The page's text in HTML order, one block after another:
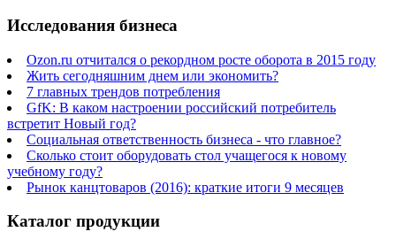
Исследования бизнеса
Ozon.ru отчитался о рекордном росте оборота в 2015 году
Жить сегодняшним днем или экономить?
7 главных трендов потребления
GfK: В каком настроении российский потребитель
встретит Новый год?
Социальная ответственность бизнеса - что главное?
Сколько стоит оборудовать стол учащегося к новому
учебному году?
Рынок канцтоваров (2016): краткие итоги 9 месяцев
Каталог продукции